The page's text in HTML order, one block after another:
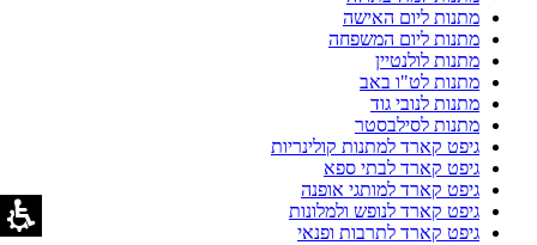
מתנות ליום האישה
מתנות ליום המשפחה
מתנות לולנטיין
מתנות לט"ו באב
מתנות לנובי גוד
מתנות לסילבסטר
גיפט קארד למתנות קולינריות
גיפט קארד לבתי ספא
גיפט קארד למותגי אופנה
גיפט קארד לנופש ולמלונות
גיפט קארד לתרבות ופנאי